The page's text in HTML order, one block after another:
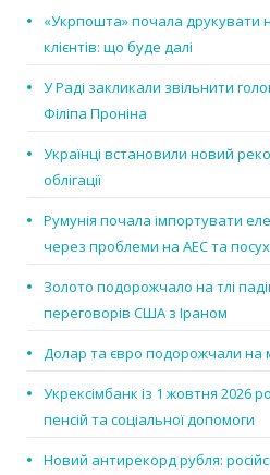
«Укрпошта» почала друкувати
клієнтів: що буде далі
У Раді закликали звільнити
Філіпа Проніна
Українці встановили новий
облігації
Румунія почала імпортувати
через проблеми на АЕС та
Золото подорожчало на тлі
переговорів США з Іраном
Долар та євро подорожчали на
Укрексімбанк із 1 жовтня 2026
пенсій та соціальної допомоги
Новий антирекорд рубля: